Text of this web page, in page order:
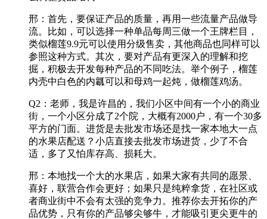
邢：首先，要保证产品的质量，再用一些流量产品做导
流。比如，可以选择一种单品每周三做一个王牌栏目，
类似榴莲9.9元可以使用分级售卖，其他商品也同样可以
参照这种方式。其次，要对产品有更深入的理解和挖
掘，积极去开发每种产品的不同吃法。举个例子，榴莲
内壳中白色的内瓤可以和母鸡一起炖，做榴莲鸡汤。
Q2：老师，我是许昌的，我们小区中间有一个小的商业
街，一个小区分成了2个院，大概有2000户，有一个30多
平方的门面。进货是去批发市场还是找一家本地大一点
的水果店配送？小店直接去批发市场进货，少了不合
适，多了又怕库存高、损耗大。
邢：本地找一个大的水果店，如果大家有共同的愿景、
喜好，联营合作会更好；如果只是纯粹拿货，在社区或
者商业街中不会有太强的竞争力。推荐你去开拓你的产
品优势，只有你的产品够尖够牛，才能吸引更尖更牛的